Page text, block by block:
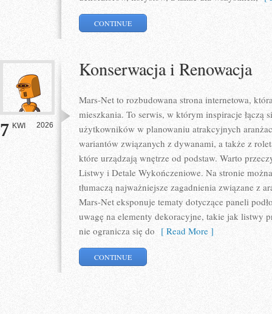
CONTINUE
7 KWI 2026
Konserwacja i Renowacja
Mars-Net to rozbudowana strona internetowa,
mieszkania. To serwis, w którym inspiracje łączą
użytkowników w planowaniu atrakcyjnych
wariantów związanych z dywanami, a także z
które urządzają wnętrze od podstaw. Warto
Listwy i Detale Wykończeniowe. Na stronie
tłumaczą najważniejsze zagadnienia związane z
Mars-Net eksponuje tematy dotyczące paneli
uwagę na elementy dekoracyjne, takie jak listwy
nie ogranicza się do [ Read More ]
CONTINUE